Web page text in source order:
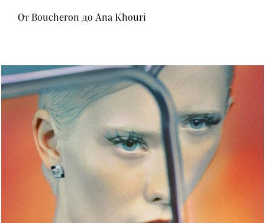
От Boucheron до Ana Khouri